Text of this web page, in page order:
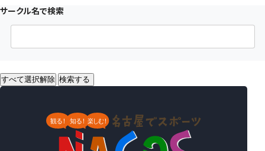
サークル名で検索
すべて選択解除 検索する